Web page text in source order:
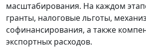
масштабирования. На каждом
гранты, налоговые льготы,
софинансирования, а также
экспортных расходов.